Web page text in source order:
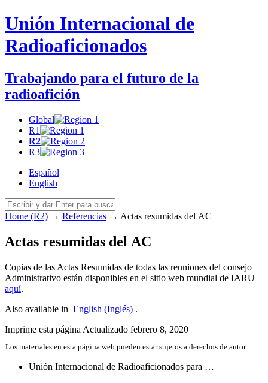
Unión Internacional de
Radioaficionados
Trabajando para el futuro de la
radioafición
Global
R1
R2
R3
Español
English
Home (R2) → Referencias → Actas resumidas del AC
Actas resumidas del AC
Copias de las Actas Resumidas de todas las reuniones del consejo
Administrativo están disponibles en el sitio web mundial de IARU
aquí.
Also available in English (Inglés) .
Imprime esta página Actualizado febrero 8, 2020
Los materiales en esta página web pueden estar sujetos a derechos de autor.
Unión Internacional de Radioaficionados para …